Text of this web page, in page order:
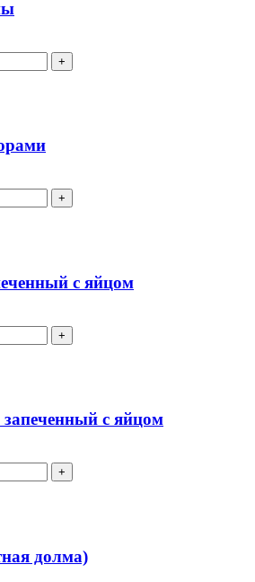
с яйцом
с яйцом
долма)